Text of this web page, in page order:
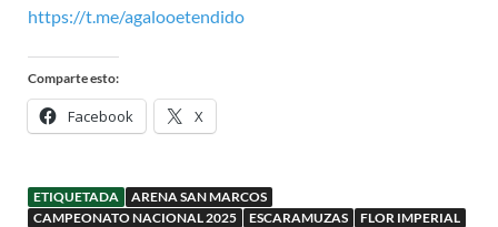
https://t.me/agalooetendido
Comparte esto:
Facebook X
ETIQUETADA
ARENA SAN MARCOS
CAMPEONATO NACIONAL 2025
ESCARAMUZAS FLOR IMPERIAL